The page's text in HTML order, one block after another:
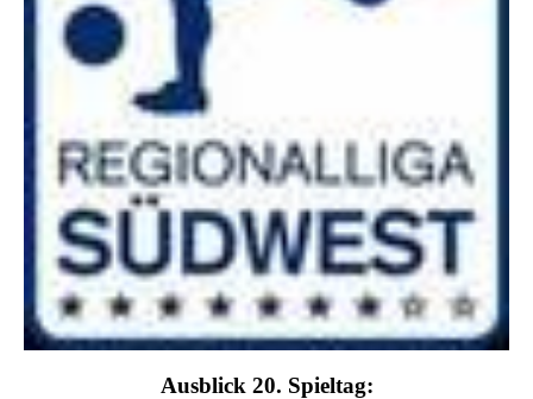
Ausblick 20. Spieltag: